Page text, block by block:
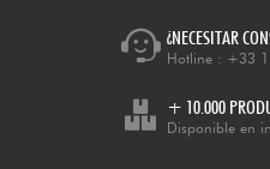
¿NECESITAR
Hotline : +33
+ 10.000
Disponible en